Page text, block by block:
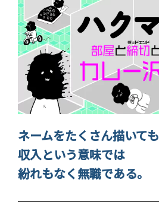
ネームをたくさん描いても
収入という意味では
紛れもなく無職である。